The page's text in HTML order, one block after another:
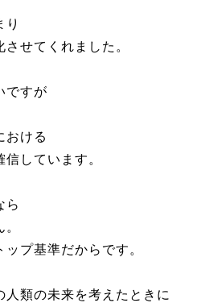
り
せてくれました。
ですが
おける
しています。
ら
ップ基準だからです。
人類の未来を考えたときに